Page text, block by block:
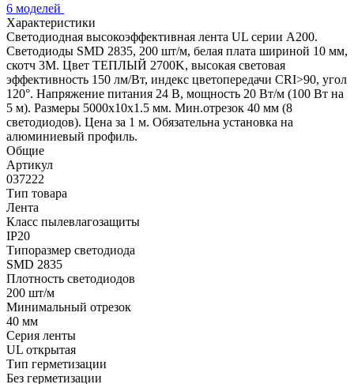
6 моделей
Характеристики
Светодиодная высокоэффективная лента UL серии A200.
Светодиоды SMD 2835, 200 шт/м, белая плата шириной 10 мм,
скотч 3M. Цвет ТЕПЛЫЙ 2700K, высокая световая
эффективность 150 лм/Вт, индекс цветопередачи CRI>90, угол
120°. Напряжение питания 24 В, мощность 20 Вт/м (100 Вт на
5 м). Размеры 5000x10x1.5 мм. Мин.отрезок 40 мм (8
светодиодов). Цена за 1 м. Обязательна установка на
алюминиевый профиль.
Общие
Артикул
037222
Тип товара
Лента
Класс пылевлагозащиты
IP20
Типоразмер светодиода
SMD 2835
Плотность светодиодов
200 шт/м
Минимальный отрезок
40 мм
Серия ленты
UL открытая
Тип герметизации
Без герметизации